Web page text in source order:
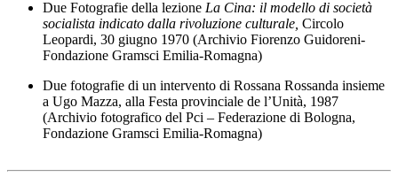
Due Fotografie della lezione La Cina: il modello di società
socialista indicato dalla rivoluzione culturale, Circolo
Leopardi, 30 giugno 1970 (Archivio Fiorenzo Guidoreni-
Fondazione Gramsci Emilia-Romagna)
Due fotografie di un intervento di Rossana Rossanda insieme
a Ugo Mazza, alla Festa provinciale de l’Unità, 1987
(Archivio fotografico del Pci – Federazione di Bologna,
Fondazione Gramsci Emilia-Romagna)